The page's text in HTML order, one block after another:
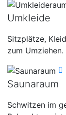
Umkleide
Sitzplätze,
zum Umziehen.
Saunaraum
Schwitzen im